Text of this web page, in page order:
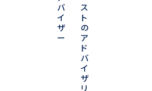
バ
イ
ザ
ー
ス
ト
の
ア
ド
バ
イ
ザ
リ